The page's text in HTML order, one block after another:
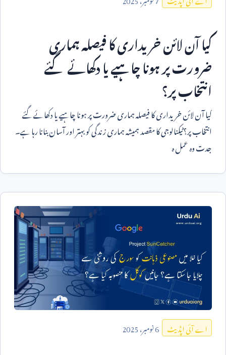
کیا آن لائن خریداری کا فیصلہ ہماری
ضرورت پر ہونا چاہیے یا دکھائے گئے
انتخاب پر؟
کیا آن لائن خریداری کا فیصلہ ہماری ضرورت پر ہونا چاہیے یا دکھائے گئے
انتخاب پر؟ ٹیکنالوجی کا مقصد ہمیشہ ہماری زندگی کو بہتر اور آسان بنانا رہا ہے۔
جدت وہ عمل ہ
اے آئی اپڈیٹ 6نومبر،2025